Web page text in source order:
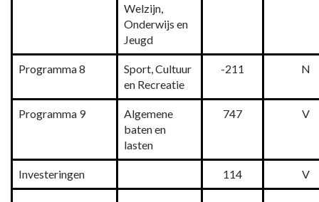
Welzijn,
Onderwijs en
Jeugd
Programma 8
Sport, Cultuur
en Recreatie
-211 N
Programma 9
Algemene
baten en
lasten
747 V
Investeringen 114 V